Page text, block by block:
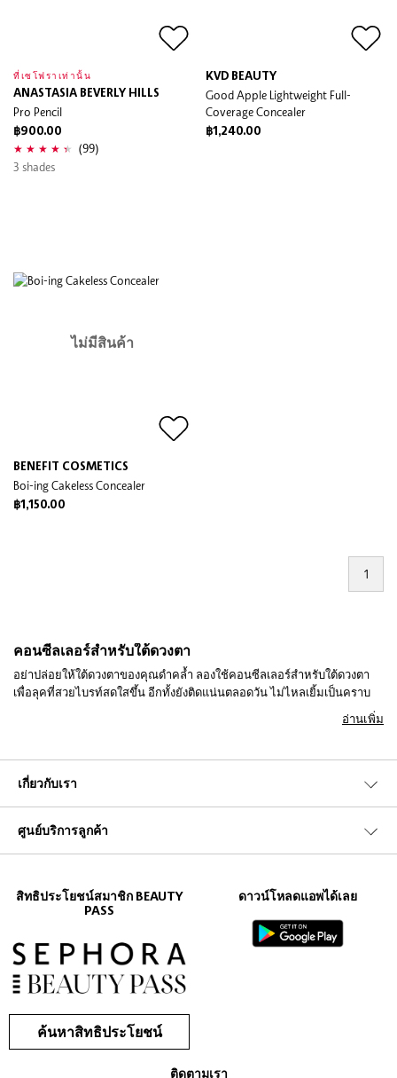
ที่เซโฟราเท่านั้น
ANASTASIA BEVERLY HILLS
Pro Pencil
฿900.00
(99)
3 shades
KVD BEAUTY
Good Apple Lightweight Full-
Coverage Concealer
฿1,240.00
ไม่มีสินค้า
BENEFIT COSMETICS
Boi-ing Cakeless Concealer
฿1,150.00
1
คอนซีลเลอร์สำหรับใต้ดวงตา
อย่าปล่อยให้ใต้ดวงตาของคุณดำคล้ำ ลองใช้คอนซีลเลอร์สำหรับใต้ดวงตา
เพื่อลุคที่สวยไบรท์สดใสขึ้น อีกทั้งยังติดแน่นตลอดวัน ไม่ไหลเยิ้มเป็นคราบ
สวยอย่างเป็นธรรมชาติ หากคุณมีผิวใต้ตาในโทนสีม่วง ควรเลือกใช้คอนซีล
เป็นรอยแดง ลองเลือกใช้คอนซีลเลอร์ในเฉดสีเหลือง และก่อนลงคอนซีลเลอร์
ควรทาอายครีมเพื่อเพิ่มความชุ่มชื่นให้กับผิวเสียก่อน เพื่อไม่ให้ผิวเป็นรอย
อ่านเพิ่ม
เกี่ยวกับเรา
ศูนย์บริการลูกค้า
สิทธิประโยชน์สมาชิก BEAUTY
PASS
ค้นหาสิทธิประโยชน์
ดาวน์โหลดแอพได้เลย
ติดตามเรา